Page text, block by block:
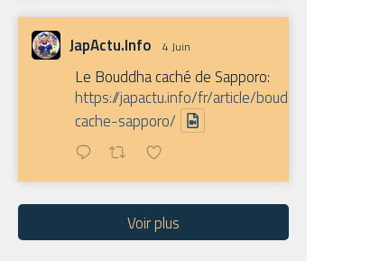
JapActu.Info 4 Juin
Le Bouddha caché de Sapporo:
https://japactu.info/fr/article/bouddha-
cache-sapporo/
Voir plus